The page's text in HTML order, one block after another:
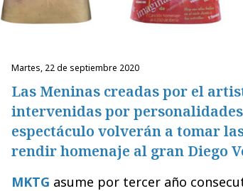
martes, 22 de septiembre 2020
Las Meninas creadas por el
intervenidas por
espectáculo volverán a tomar
rendir homenaje al gran Diego
MKTG asume por tercer año